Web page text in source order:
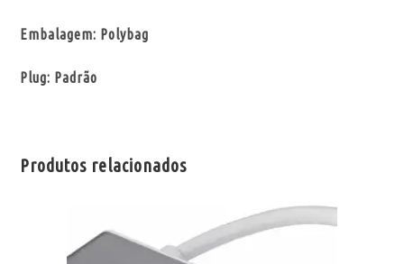
Embalagem: Polybag
Plug: Padrão
Produtos relacionados